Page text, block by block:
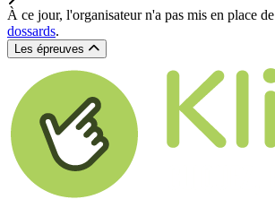
À ce jour, l'organisateur n'a pas mis en place de
dossards.
Les épreuves